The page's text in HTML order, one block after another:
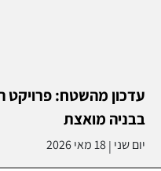
עדכון מהשטח: פרויקט
בבניה מואצת
יום שני |18 מאי 2026